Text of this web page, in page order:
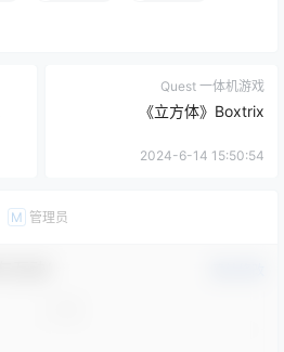
Quest 一体机游戏
《立方体》Boxtrix
2024-6-14 15:50:54
M 管理员